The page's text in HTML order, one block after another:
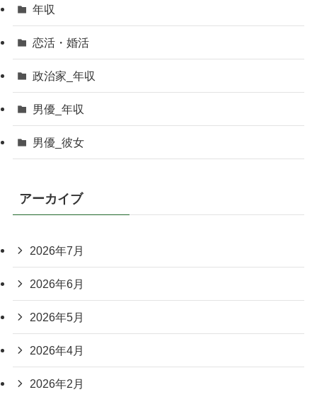
年収
恋活・婚活
政治家_年収
男優_年収
男優_彼女
アーカイブ
2026年7月
2026年6月
2026年5月
2026年4月
2026年2月